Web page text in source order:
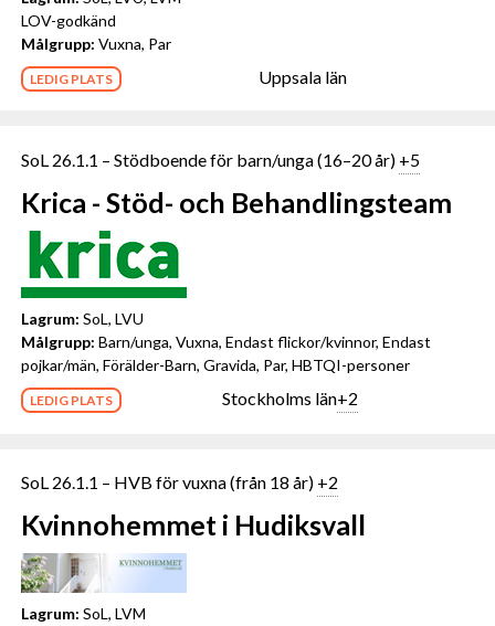
Uppsala län
LOV-godkänd
Målgrupp: Vuxna, Par
LEDIG PLATS
SoL 26.1.1 – Stödboende för barn/unga (16–20 år) +5
Stockholms län+2
Krica - Stöd- och Behandlingsteam
Lagrum: SoL, LVU
Målgrupp: Barn/unga, Vuxna, Endast flickor/kvinnor, Endast
pojkar/män, Förälder-Barn, Gravida, Par, HBTQI-personer
LEDIG PLATS
SoL 26.1.1 – HVB för vuxna (från 18 år) +2
Kvinnohemmet i Hudiksvall
Lagrum: SoL, LVM